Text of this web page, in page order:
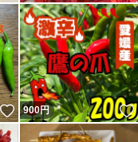
いいね！
900円